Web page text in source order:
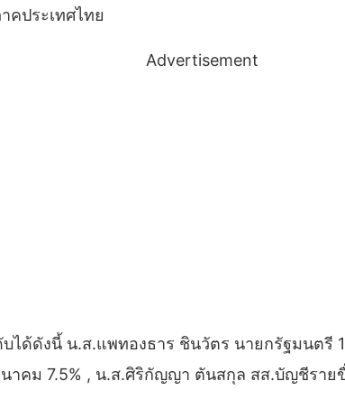
คประเทศไทย
Advertisement
ด้ดังนี้ น.ส.แพทองธาร ชินวัตร นายกรัฐมนตรี
นาคม 7.5% , น.ส.ศิริกัญญา ตันสกุล สส.บัญชีรา